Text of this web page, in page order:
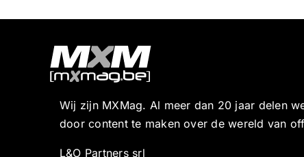
Wij zijn MXMag. Al meer dan 20 jaar delen
door content te maken over de wereld van
L&O Partners srl